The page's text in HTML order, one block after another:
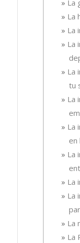
La
La
La
La
La
tu
La
La
en
La
La
La
La
La